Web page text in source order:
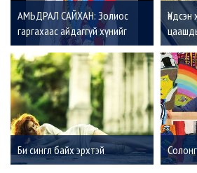
АМЬДРАЛ САЙХАН: Золиос
гаргахаас айдаггүй хүнийг
амжилт үргэлж дагадаг
Би сингл байх эрхтэй